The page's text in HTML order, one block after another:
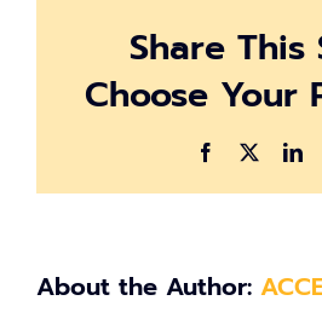
Share This
Choose Your
Facebook
About the Author: